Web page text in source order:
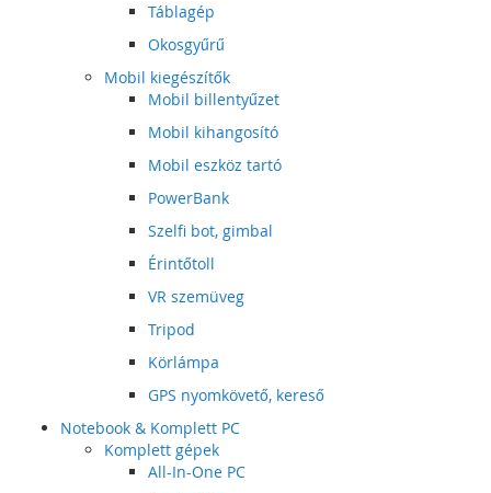
Táblagép
Okosgyűrű
Mobil kiegészítők
Mobil billentyűzet
Mobil kihangosító
Mobil eszköz tartó
PowerBank
Szelfi bot, gimbal
Érintőtoll
VR szemüveg
Tripod
Körlámpa
GPS nyomkövető, kereső
Notebook & Komplett PC
Komplett gépek
All-In-One PC